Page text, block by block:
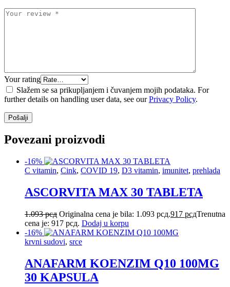
Your rating
Slažem se sa prikupljanjem i čuvanjem mojih podataka. For
further details on handling user data, see ourPrivacy Policy.
Povezani proizvodi
-16%
C vitamin, Cink, COVID 19, D3 vitamin, imunitet, prehlada
ASCORVITA MAX 30 TABLETA
1.093рсд Originalna cena je bila: 1.093 рсд.917 рсдTrenutna
cena je: 917 рсд. Dodaj u korpu
-16%
krvni sudovi, srce
ANAFARM KOENZIM Q10 100MG
30 KAPSULA